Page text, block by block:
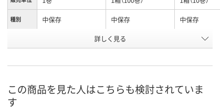
種別 中保存 中保存 中保存
U459781 U459782
8月10日（月）
詳しく見る
この商品を見た人はこちらも検討されていま
す